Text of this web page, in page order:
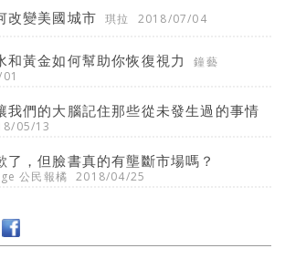
改變美國城市 琪拉 2018/07/04
和黃金如何幫助你恢復視力
鐘藝
我們的大腦記住那些從未發生過的事情
05/13
了，但臉書真的有壟斷市場嗎？
公民報橘 2018/04/25